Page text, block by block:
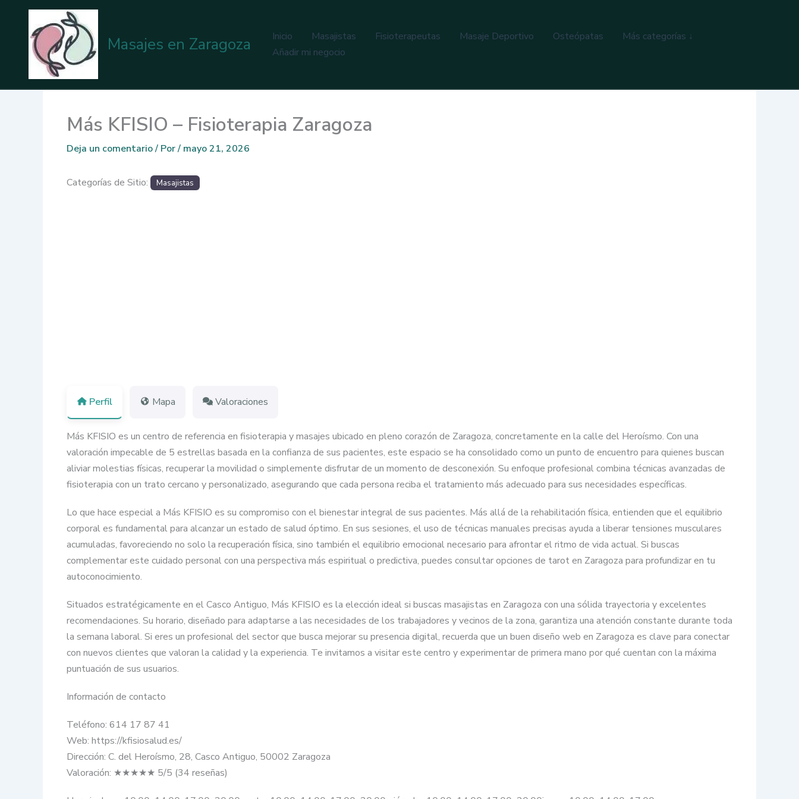
contenido
Masajes en Zaragoza Inicio Masajistas Fisioterapeutas Masaje Deportivo Osteópatas
Más categorías ↓
Añadir mi negocio
Más KFISIO – Fisioterapia Zaragoza
Deja un comentario/ Por/ mayo 21, 2026
Categorías de Sitio: Masajistas
Perfil Mapa Valoraciones
Más KFISIO es un centro de referencia en fisioterapia y masajes ubicado en pleno corazón de Zaragoza, concretamente en la calle del Heroísmo. Con una
valoración impecable de 5 estrellas basada en la confianza de sus pacientes, este espacio se ha consolidado como un punto de encuentro para quienes buscan
aliviar molestias físicas, recuperar la movilidad o simplemente disfrutar de un momento de desconexión. Su enfoque profesional combina técnicas avanzadas de
fisioterapia con un trato cercano y personalizado, asegurando que cada persona reciba el tratamiento más adecuado para sus necesidades específicas.
Lo que hace especial a Más KFISIO es su compromiso con el bienestar integral de sus pacientes. Más allá de la rehabilitación física, entienden que el equilibrio
corporal es fundamental para alcanzar un estado de salud óptimo. En sus sesiones, el uso de técnicas manuales precisas ayuda a liberar tensiones musculares
acumuladas, favoreciendo no solo la recuperación física, sino también el equilibrio emocional necesario para afrontar el ritmo de vida actual. Si buscas
complementar este cuidado personal con una perspectiva más espiritual o predictiva, puedes consultar opciones de tarot en Zaragoza para profundizar en tu
autoconocimiento.
Situados estratégicamente en el Casco Antiguo, Más KFISIO es la elección ideal si buscas masajistas en Zaragoza con una sólida trayectoria y excelentes
recomendaciones. Su horario, diseñado para adaptarse a las necesidades de los trabajadores y vecinos de la zona, garantiza una atención constante durante toda
la semana laboral. Si eres un profesional del sector que busca mejorar su presencia digital, recuerda que un buen diseño web en Zaragoza es clave para conectar
con nuevos clientes que valoran la calidad y la experiencia. Te invitamos a visitar este centro y experimentar de primera mano por qué cuentan con la máxima
puntuación de sus usuarios.
Información de contacto
Teléfono: 614 17 87 41
Web: https://kfisiosalud.es/
Dirección: C. del Heroísmo, 28, Casco Antiguo, 50002 Zaragoza
Valoración: ★★★★★ 5/5 (34 reseñas)